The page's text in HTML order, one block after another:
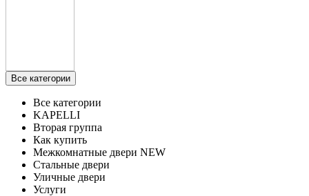
Все категории
Все категории
KAPELLI
Вторая группа
Как купить
Межкомнатные двери NEW
Стальные двери
Уличные двери
Услуги